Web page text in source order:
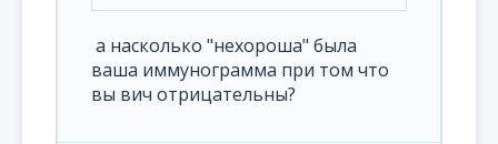
а насколько "нехороша" была
ваша иммунограмма при том что
вы вич отрицательны?